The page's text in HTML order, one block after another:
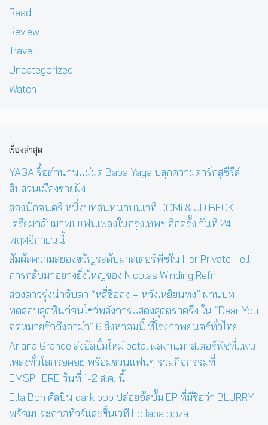
Read
Review
Travel
Uncategorized
Watch
เรื่องล่าสุด
YAGA รื้อตำนานแม่มด Baba Yaga ปลุกความดาร์กสู่ซีรีส์
สืบสวนเมืองชายฝั่ง
สองนักดนตรี หนึ่งบทสนทนาบนเวที DOMi & JD BECK
เตรียมกลับมาพบแฟนเพลงในกรุงเทพฯ อีกครั้ง วันที่ 24
พฤศจิกายนนี้
สัมผัสความสยองขวัญระดับมาสเตอร์พีซใน Her Private Hell
การกลับมาอย่างยิ่งใหญ่ของ Nicolas Winding Refn
สองดาวรุ่งน่าจับตา “หลี่ซือถง – หวังเหยียนทง” ผ่านบท
ทดสอบสุดหินก่อนโชว์พลังการแสดงสุดตราตรึง ใน “Dear You
จดหมายรักถึงอาม่า” 6 สิงหาคมนี้ ที่โรงภาพยนตร์ทั่วไทย
Ariana Grande ส่งอัลบั้มใหม่ petal ผลงานมาสเตอร์พีซที่แฟน
เพลงทั่วโลกรอคอย พร้อมชวนแฟนๆ ร่วมกิจกรรมที่
EMSPHERE วันที่ 1-2 ส.ค. นี้
Ella Boh ศิลปิน dark pop ปล่อยอัลบั้ม EP ที่มีชื่อว่า BLURRY
พร้อมประกาศทัวร์และขึ้นเวที Lollapalooza